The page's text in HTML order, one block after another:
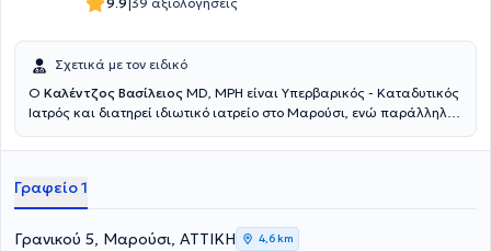
Σχετικά με τον ειδικό
Ο Καλέντζος Βασίλειος MD, MPH είναι Υπερβαρικός - Καταδυτικός
Ιατρός και διατηρεί ιδιωτικό ιατρείο στο Μαρούσι, ενώ παράλληλα
Ιατρικής του Ναυτικού Νοσοκομείου Αθηνών. Εισήλθε στη
Ιατρική Σχολή του Αριστοτελείου Πανεπιστημίου Θεσσαλονίκης,
ανήκοντας στις τάξεις του Πολεμικού Ναυτικού. Απέκτησε την
ειδικότητά του κατόπιν κυκλικής εκπαίδευσης στο Ναυτικό
Γραφείο 1
Γρανικού 5, Μαρούσι, ΑΤΤΙΚΗ 4,6 km